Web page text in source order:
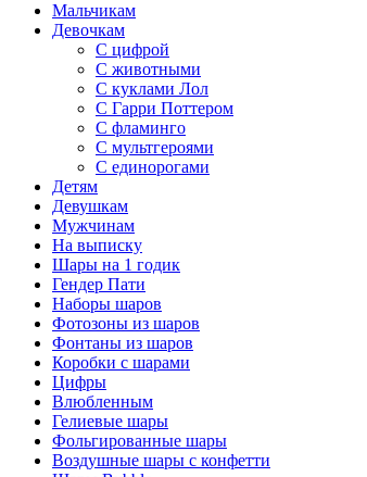
Мальчикам
Девочкам
С цифрой
С животными
С куклами Лол
С Гарри Поттером
С фламинго
С мультгероями
С единорогами
Детям
Девушкам
Мужчинам
На выписку
Шары на 1 годик
Гендер Пати
Наборы шаров
Фотозоны из шаров
Фонтаны из шаров
Коробки с шарами
Цифры
Влюбленным
Гелиевые шары
Фольгированные шары
Воздушные шары с конфетти